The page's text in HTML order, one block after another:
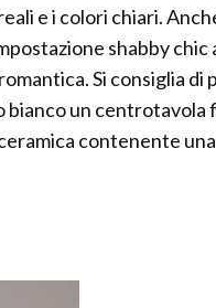
e i colori chiari.
shabby chic
Si consiglia di
bianco un centrotavola
contenente